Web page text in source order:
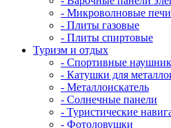
- Микроволновые печи
- Плиты газовые
- Плиты спиртовые
Туризм и отдых
- Cпортивные
- Катушки для
- Металлоискатель
- Солнечные панели
- Туристические
- Фотоловушки